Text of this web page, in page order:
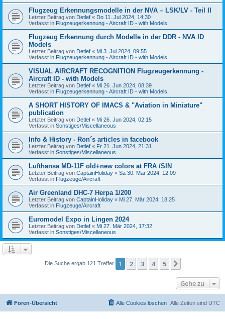
Flugzeug Erkennungsmodelle in der NVA – LSK/LV - Teil II
Letzter Beitrag von Detlef « Do 11. Jul 2024, 14:30
Verfasst in Flugzeugerkennung - Aircraft ID - with Models
Flugzeug Erkennung durch Modelle in der DDR - NVA ID
Models
Letzter Beitrag von Detlef « Mi 3. Jul 2024, 09:55
Verfasst in Flugzeugerkennung - Aircraft ID - with Models
VISUAL AIRCRAFT RECOGNITION Flugzeugerkennung -
Aircraft ID - with Models
Letzter Beitrag von Detlef « Mi 26. Jun 2024, 08:39
Verfasst in Flugzeugerkennung - Aircraft ID - with Models
A SHORT HISTORY OF IMACS & "Aviation in Miniature"
publication
Letzter Beitrag von Detlef « Mi 26. Jun 2024, 02:15
Verfasst in Sonstiges/Miscellaneous
Info & History - Ron´s articles in facebook
Letzter Beitrag von Detlef « Fr 21. Jun 2024, 21:31
Verfasst in Sonstiges/Miscellaneous
Lufthansa MD-11F old+new colors at FRA /SIN
Letzter Beitrag von CaptainHoliday « Sa 30. Mär 2024, 12:09
Verfasst in Flugzeuge/Aircraft
Air Greenland DHC-7 Herpa 1/200
Letzter Beitrag von CaptainHoliday « Mi 27. Mär 2024, 18:25
Verfasst in Flugzeuge/Aircraft
Euromodel Expo in Lingen 2024
Letzter Beitrag von Detlef « Mi 27. Mär 2024, 17:32
Verfasst in Sonstiges/Miscellaneous
Die Suche ergab 121 Treffer 1 2 3 4 5
Gehe zu
Foren-Übersicht Alle Zeiten sind UTC
Alle Cookies löschen